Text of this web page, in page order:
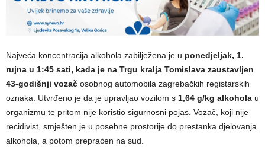
Najveća koncentracija alkohola zabilježena je u ponedjeljak, 1.
rujna u 1:45 sati, kada je na Trgu kralja Tomislava zaustavljen
43-godišnji vozač osobnog automobila zagrebačkih registarskih
oznaka. Utvrđeno je da je upravljao vozilom s 1,64 g/kg alkohola u
organizmu te pritom nije koristio sigurnosni pojas. Vozač, koji nije
recidivist, smješten je u posebne prostorije do prestanka djelovanja
alkohola, a potom prepraćen na sud.